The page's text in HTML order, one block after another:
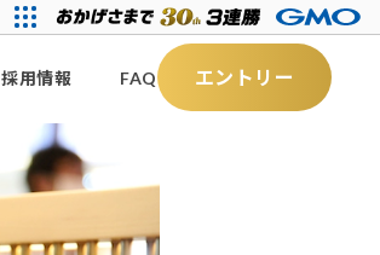
採用情報 FAQ エントリー